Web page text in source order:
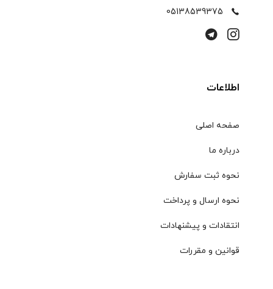
05138539375
اطلاعات
صفحه اصلی
درباره ما
نحوه ثبت سفارش
نحوه ارسال و پرداخت
انتقادات و پیشنهادات
قوانین و مقررات